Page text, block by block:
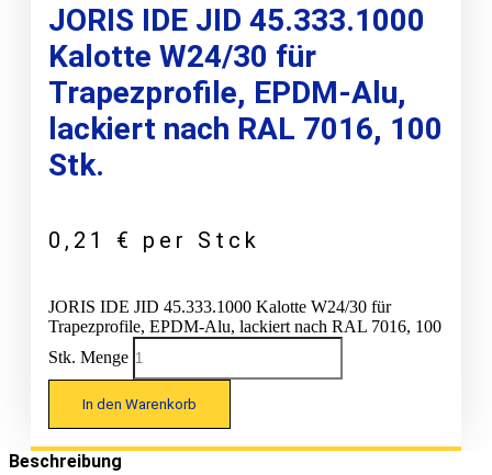
JORIS IDE JID 45.333.1000
Kalotte W24/30 für
Trapezprofile, EPDM-Alu,
lackiert nach RAL 7016, 100
Stk.
0,21 € per Stck
JORIS IDE JID 45.333.1000 Kalotte W24/30 für
Trapezprofile, EPDM-Alu, lackiert nach RAL 7016, 100
Stk. Menge
In den Warenkorb
Beschreibung